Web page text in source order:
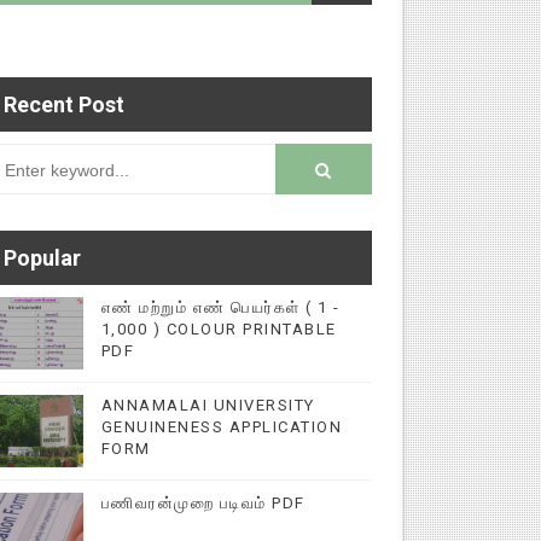
மின்னல் கல்விச் செய்தி இணையதளத்தில் பதிவு
Recent Post
Popular
எண் மற்றும் எண் பெயர்கள் ( 1 -
1,000 ) COLOUR PRINTABLE
PDF
ANNAMALAI UNIVERSITY
GENUINENESS APPLICATION
FORM
பணிவரன்முறை படிவம் PDF